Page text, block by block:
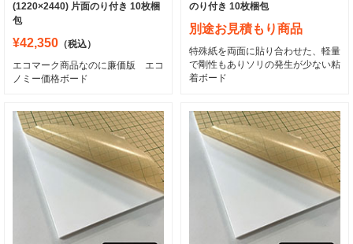
(1220×2440) 片面のり付き 10枚梱
包
¥42,350 （税込）
エコマーク商品なのに廉価版 エコ
ノミー価格ボード
のり付き 10枚梱包
別途お見積もり商品
特殊紙を両面に貼り合わせた、軽量
で剛性もありソリの発生が少ない粘
着ボード